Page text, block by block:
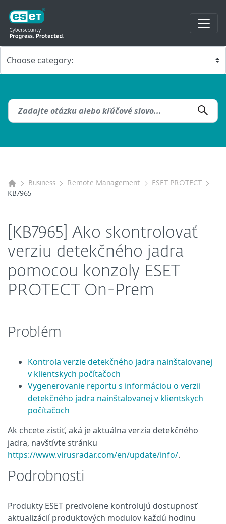
Business Remote Management
ESET PROTECT
KB7965
[KB7965] Ako skontrolovať
verziu detekčného jadra
pomocou konzoly ESET
PROTECT On-Prem
Problém
Kontrola verzie detekčného jadra nainštalovanej
v klientskych počítačoch
Vygenerovanie reportu s informáciou o verzii
detekčného jadra nainštalovanej v klientskych
počítačoch
Ak chcete zistiť, aká je aktuálna verzia detekčného
jadra, navštívte stránku
https://www.virusradar.com/en/update/info/.
Podrobnosti
Produkty ESET predvolene kontrolujú dostupnosť
aktualizácií produktových modulov každú hodinu